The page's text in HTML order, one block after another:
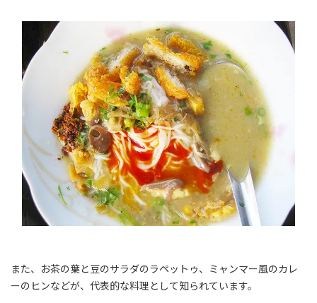
また、お茶の葉と豆のサラダのラペットゥ、ミャンマー風のカレ
ーのヒンなどが、代表的な料理として知られています。